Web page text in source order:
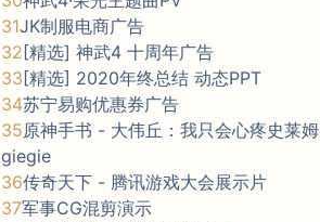
31JK制服电商广告
32 [精选] 神武4 十周年广告
33 [精选] 2020年终总结 动态PPT
34苏宁易购优惠券广告
35原神手书 - 大伟丘：我只会心疼史莱姆
giegie
36传奇天下 - 腾讯游戏大会展示片
37军事CG混剪演示